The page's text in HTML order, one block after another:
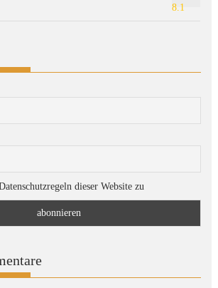
8.1
dieser Website zu